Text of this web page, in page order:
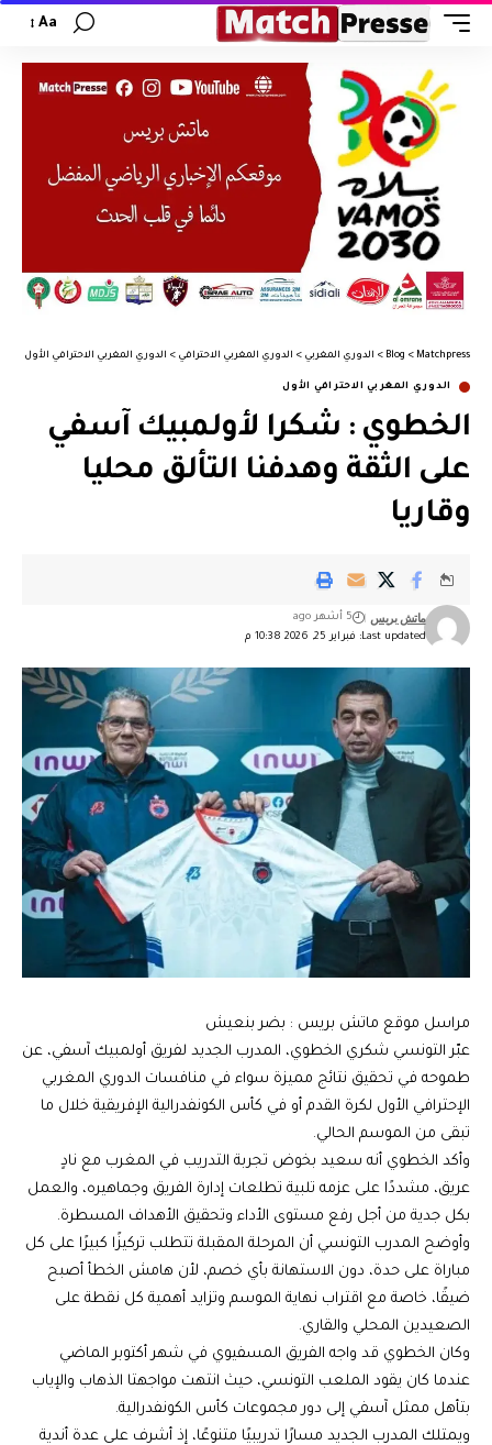
Aa
Matchpress
>
Blog
> الدوري المغربي > الدوري المغربي الاحترافي > الدوري المغربي الاحترافي الأول
الدوري المغربي الاحترافي الأول
الخطوي : شكرا لأولمبيك آسفي
على الثقة وهدفنا التألق محليا
وقاريا
Last updated: فبراير 25, 2026 10:38 م
ماتش بريس 5 أشهر ago
مراسل موقع ماتش بريس : بضر بنعيش
عبّر التونسي شكري الخطوي، المدرب الجديد لفريق أولمبيك آسفي، عن
طموحه في تحقيق نتائج مميزة سواء في منافسات الدوري المغربي
الإحترافي الأول لكرة القدم أو في كأس الكونفدرالية الإفريقية خلال ما
تبقى من الموسم الحالي.
وأكد الخطوي أنه سعيد بخوض تجربة التدريب في المغرب مع نادٍ
عريق، مشددًا على عزمه تلبية تطلعات إدارة الفريق وجماهيره، والعمل
بكل جدية من أجل رفع مستوى الأداء وتحقيق الأهداف المسطرة.
وأوضح المدرب التونسي أن المرحلة المقبلة تتطلب تركيزًا كبيرًا على كل
مباراة على حدة، دون الاستهانة بأي خصم، لأن هامش الخطأ أصبح
ضيقًا، خاصة مع اقتراب نهاية الموسم وتزايد أهمية كل نقطة على
الصعيدين المحلي والقاري.
وكان الخطوي قد واجه الفريق المسفيوي في شهر أكتوبر الماضي
عندما كان يقود الملعب التونسي، حيث انتهت مواجهتا الذهاب والإياب
بتأهل ممثل آسفي إلى دور مجموعات كأس الكونفدرالية.
ويمتلك المدرب الجديد مسارًا تدريبيًا متنوعًا، إذ أشرف على عدة أندية